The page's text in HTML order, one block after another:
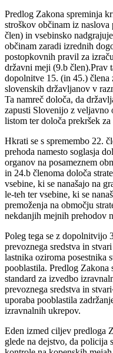
Predlog Zakona spreminja
stroškov občinam iz naslova
člen) in vsebinsko
občinam zaradi izrednih
postopkovnih pravil za
državni meji (9.b člen).Prav
dopolnitve 15. (in 45.) člena
slovenskih državljanov v
Ta namreč določa, da
zapusti Slovenijo z
listom ter določa prekršek
Hkrati se s spremembo 22.
prehoda namesto soglasja
organov na posameznem
in 24.b členoma določa
vsebine, ki se nanašajo na
le-teh ter vsebine, ki se
premoženja na območju
nekdanjih mejnih prehodov
Poleg tega se z dopolnitvijo
prevoznega sredstva in
lastnika oziroma posestnika
pooblastila. Predlog Zakona
standard za izvedbo
prevoznega sredstva in
uporaba pooblastila
izravnalnih ukrepov.
Eden izmed ciljev predloga
glede na dejstvo, da policija